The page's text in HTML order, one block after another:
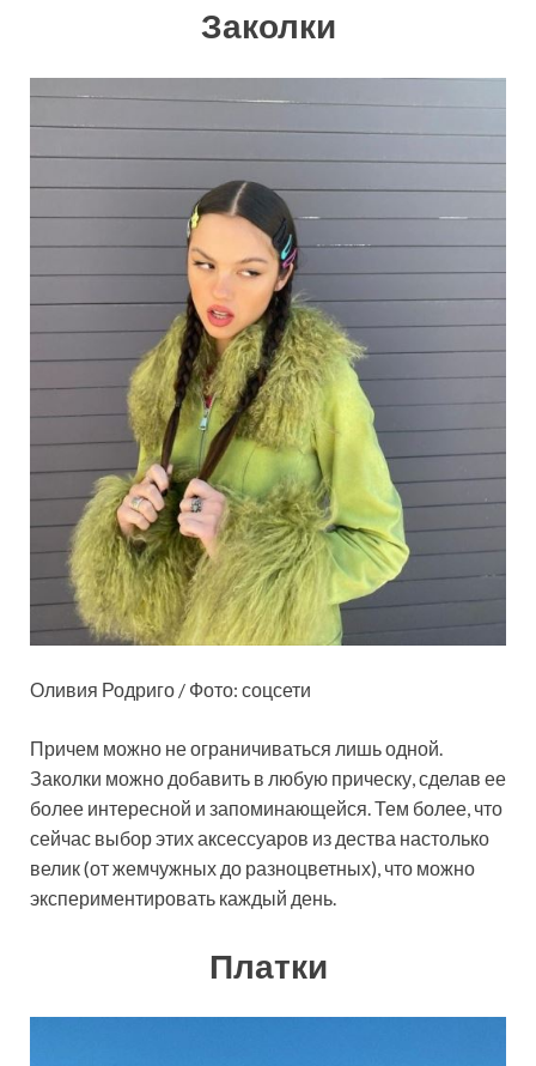
Заколки
Оливия Родриго / Фото: соцсети
Причем можно не ограничиваться лишь одной.
Заколки можно добавить в любую прическу, сделав ее
более интересной и запоминающейся. Тем более, что
сейчас выбор этих аксессуаров из дества настолько
велик (от жемчужных до разноцветных), что можно
экспериментировать каждый день.
Платки